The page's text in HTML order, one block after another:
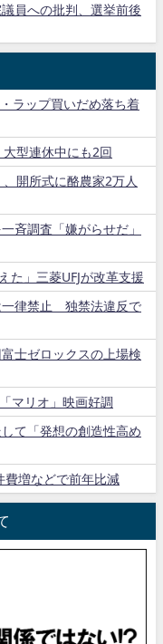
員への批判、選挙前後
ラップ買いだめ落ち着
型連休中にも2回
開所式に酪農家2万人
斉調査「嫌がらせだ」
た」三菱UFJが改革支援
一律禁止 独禁法違反で
士ゼロックスの上場検
マリオ」映画好調
て「発想の創造性高め
増などで前年比減